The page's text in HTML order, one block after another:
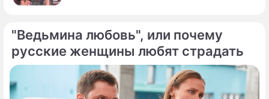
"Ведьмина любовь", или почему
русские женщины любят страдать